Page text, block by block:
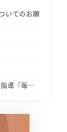
いてのお願
導『毎…